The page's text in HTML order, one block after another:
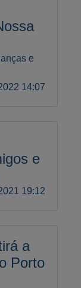
e
14:07
e
19:12
a
Porto